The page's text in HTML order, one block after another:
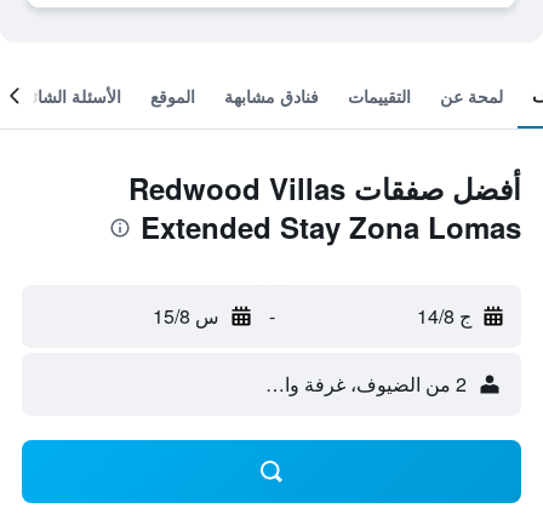
لمحة عن التقييمات فنادق مشابهة الموقع الأسئلة الشائعة
أفضل صفقات Redwood Villas
Extended Stay Zona Lomas
ج 14/8 - س 15/8
2 من الضيوف، غرفة واحدة